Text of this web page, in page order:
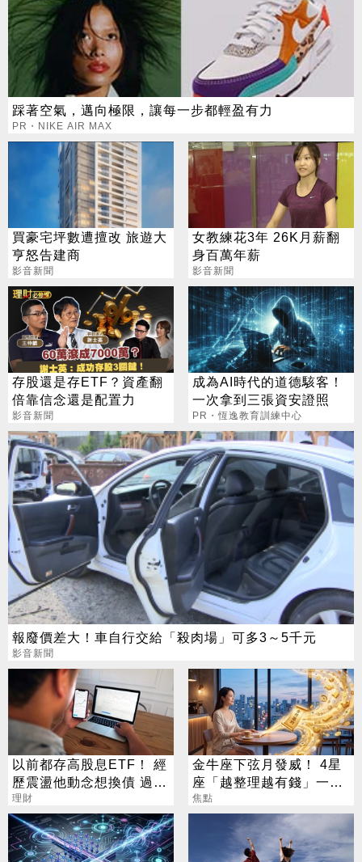
踩著空氣，邁向極限，讓每一步都輕盈有力
PR・NIKE AIR MAX
買豪宅坪數遭擅改 旅遊大
亨怒告建商
影音新聞
女教練花3年 26K月薪翻
身百萬年薪
影音新聞
存股還是存ETF？資產翻
倍靠信念還是配置力
影音新聞
成為AI時代的道德駭客！
一次拿到三張資安證照
PR・恆逸教育訓練中心
報廢價差大！車自行交給「殺肉場」可多3～5千元
影音新聞
以前都存高股息ETF！ 經
歷震盪他動念想換債 過來
人說話了
理財
金牛座下弦月發威！ 4星
座「越整理越有錢」一路
旺運到10月
焦點